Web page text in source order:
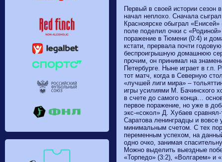
Первый в своей истории сезон
начал неплохо. Сначала
Красноярске обыграл
поле поделил очки с
поражение в Тюмени (0:4) и
кстати, прервала почти
беспроигрышную домашнюю
прочим, он принимал на
Петербурге. Ныне играет в
тот матч, когда в Северную
«лучшей лиги мира» –
игры усилиями М. Бачинского
в счете до самого конца…
первое поражение, но уже в
экс-«сокол» Д. Хубаев
Саратова ленинградцы и вовсе
минимальным счетом. С тех
переменным успехом, на
одно очко, занимая
Можно выделить выездные
«Торпедо» (3:2), «Волгарем» и